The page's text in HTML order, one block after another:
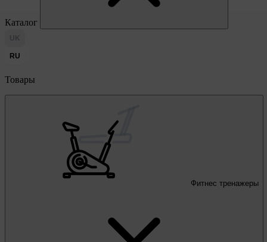
Каталог
UK
RU
Товары
Фитнес тренажеры